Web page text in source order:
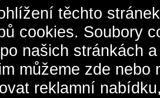
těchto
cookies. Soubory
našich stránkách
můžeme zde
reklamní